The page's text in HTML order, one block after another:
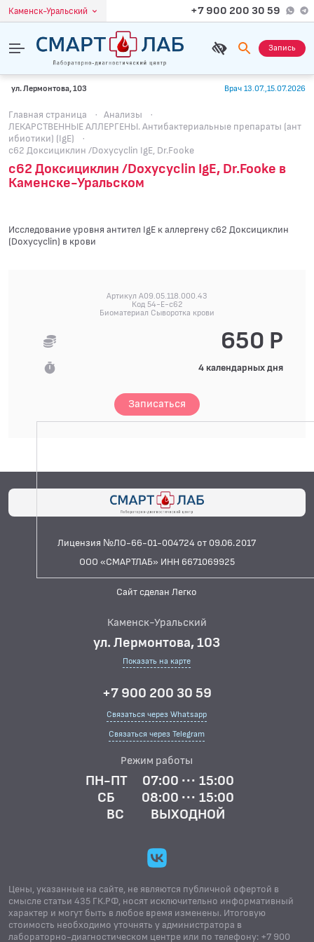
Каменск-Уральский +7 900 200 30 59
Запись
ул. Лермонтова, 103 Врач 13.07.,15.07.2026
Главная страница · Анализы
·
ЛЕКАРСТВЕННЫЕ АЛЛЕРГЕНЫ. Антибактериальные препараты (ант
ибиотики) (IgE)
·
c62 Доксициклин /Doxycyclin IgE, Dr.Fooke
c62 Доксициклин /Doxycyclin IgE, Dr.Fooke в
Каменске-Уральском
Исследование уровня антител IgE к аллергену c62 Доксициклин
(Doxycyclin) в крови
Артикул A09.05.118.000.43
Код 54-E-c62
Биоматериал Сыворотка крови
650 Р
4 календарных дня
Записаться
Лицензия №ЛО-66-01-004724 от 09.06.2017
ООО «СМАРТЛАБ» ИНН 6671069925
Сайт сделан Легко
Каменск-Уральский
ул. Лермонтова, 103
Показать на карте
+7 900 200 30 59
Связаться через Whatsapp
Связаться через Telegram
Режим работы
ПН-ПТ
07:00 ··· 15:00
СБ
08:00 ··· 15:00
ВС
ВЫХОДНОЙ
Цены, указанные на сайте, не являются публичной офертой в
смысле статьи 435 ГК.РФ, носят исключительно информативный
характер и могут быть в любое время изменены. Итоговую
стоимость необходимо уточнять у администратора в
лабораторно-диагностическом центре или по телефону: +7 900